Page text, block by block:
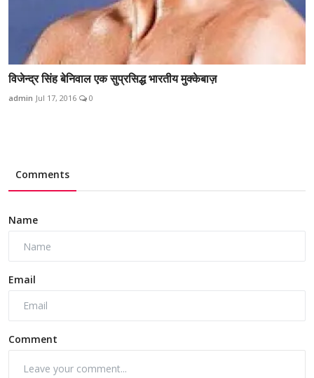
‎विजेन्द्र सिंह बेनिवाल‬ एक सुप्रसिद्ध भारतीय मुक्केबाज़
admin Jul 17, 2016 0
Comments
Name
Email
Comment